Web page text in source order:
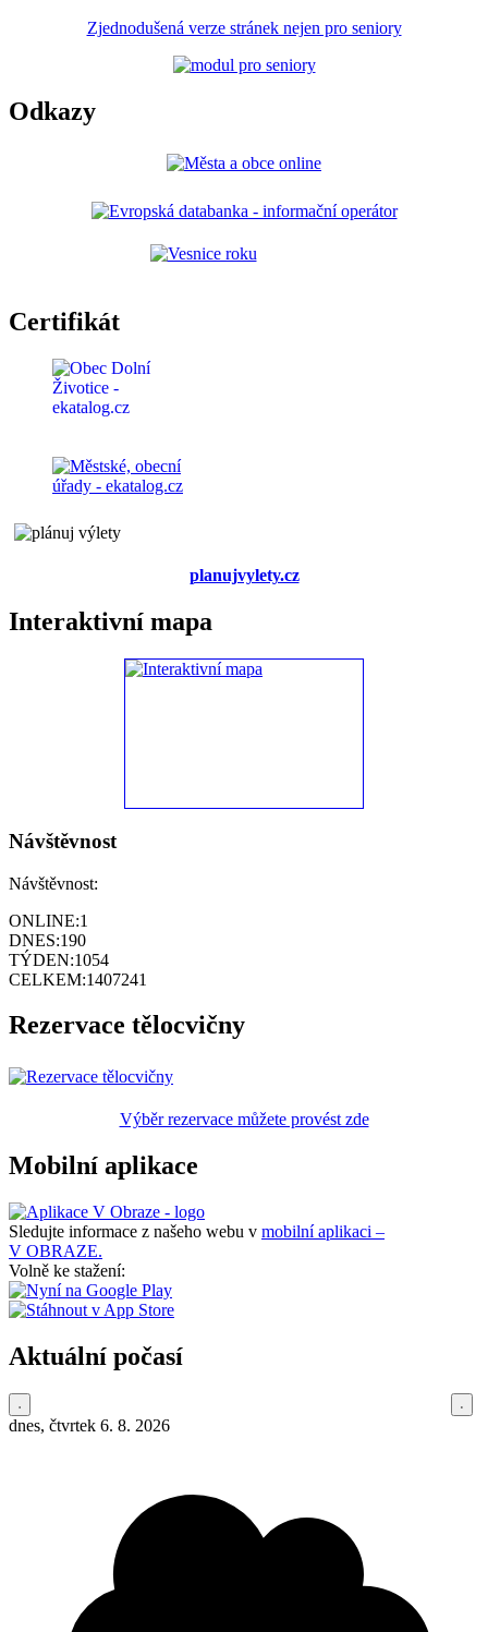
Zjednodušená verze stránek nejen pro seniory
Odkazy
Certifikát
planujvylety.cz
Interaktivní mapa
Návštěvnost
Návštěvnost:
ONLINE:1
DNES:190
TÝDEN:1054
CELKEM:1407241
Rezervace tělocvičny
Výběr rezervace můžete provést zde
Mobilní aplikace
Sledujte informace z našeho webu v mobilní aplikaci –
V OBRAZE.
Volně ke stažení:
Aktuální počasí
dnes, čtvrtek 6. 8. 2026